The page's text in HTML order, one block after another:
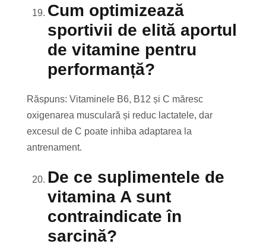
Cum optimizează
sportivii de elită aportul
de vitamine pentru
performanță?
Răspuns: Vitaminele B6, B12 și C măresc
oxigenarea musculară și reduc lactatele, dar
excesul de C poate inhiba adaptarea la
antrenament.
De ce suplimentele de
vitamina A sunt
contraindicate în
sarcină?